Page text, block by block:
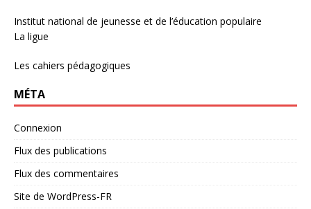
Institut national de jeunesse et de l’éducation populaire
La ligue
Les cahiers pédagogiques
MÉTA
Connexion
Flux des publications
Flux des commentaires
Site de WordPress-FR